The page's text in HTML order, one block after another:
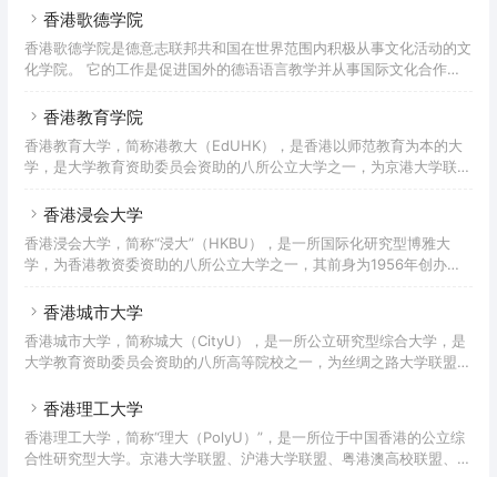
国际高等商学院协会（AACSB）认证会员。岭大奉行博雅教育理念，
文学科、工商及管理学科、社会科学学术研究，并发展以博雅教育理念
为基础的一流本科教育，课程注重跨学科研习和课外实践，并刻意缩小
香港歌德学院
香港歌德学院是德意志联邦共和国在世界范围内积极从事文化活动的文
化学院。 它的工作是促进国外的德语语言教学并从事国际文化合作。
展现一个丰富多彩的德国。建立于1951年的歌德学院发展迅速，已遍
布78个国家和地区，共有分支机构144个，其中国外分支机构128家。
50多年以来，通过歌德学院、歌德中心、阅览室、考试中心和语言学
习中心组成的网络，它一直在全球从事着以对外文化及教育交流为中心
香港教育学院
香港教育大学，简称港教大（EdUHK），是香港以师范教育为本的大
学，是大学教育资助委员会资助的八所公立大学之一，为京港大学联
盟、沪港大学联盟、东亚教师教育国际联盟成员。香港教育大学可追溯
香港教育大学为香港特区政府资助的高等学府，致力培育敏於思考、关
怀社会及放眼世界的教育工作者及社会领袖，矢志成为教育大学先导，
香港浸会大学
香港浸会大学，简称“浸大”（HKBU），是一所国际化研究型博雅大
学，为香港教资委资助的八所公立大学之一，其前身为1956年创办的
理学院于2011年荣膺“全球十大新闻学院”，位列亚洲第一。2021年，
界第37位。计算机科学领域排名世界第101-125位，研究成果排名全港
首位。浸大会计、金融及数学等众多学科亦位列世界200强。浸大工商
香港城市大学
香港城市大学，简称城大（CityU），是一所公立研究型综合大学，是
大学教育资助委员会资助的八所高等院校之一，为丝绸之路大学联盟、
大学联盟、沪港大学联盟成员高校，商学院获AACSB和EQUIS双重认
大学前身是1984年在九龙旺角建立的香港城市理工学院，1995年更名
为香港城市大学并迁往现校址九龙塘，1997年在原威灵顿中学旧址设
香港理工大学
香港理工大学，简称“理大（PolyU）”，是一所位于中国香港的公立综
合性研究型大学。京港大学联盟、沪港大学联盟、粤港澳高校联盟、苏